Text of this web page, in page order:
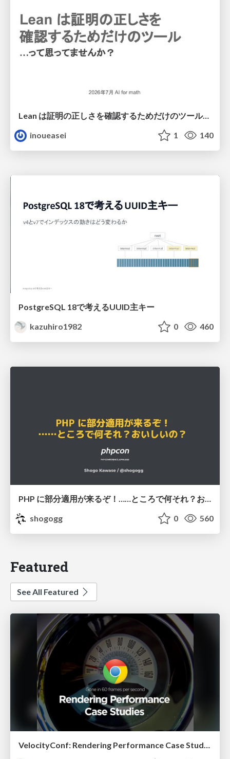
Lean は証明の正しさを確認するためだけのツールって思ってませんか？
inoueasei
1 140
PostgreSQL 18で考えるUUID主キー
kazuhiro1982
0 460
shogogg
0 560
Featured
See All Featured
VelocityConf: Rendering Performance Case Studies